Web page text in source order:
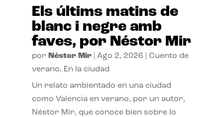
Els últims matins de
blanc i negre amb
faves, por Néstor Mir
por Néstor Mir| Ago 2, 2026
Cuento de
verano, En la ciudad
Un relato ambientado en una ciudad
como Valencia en verano, por un autor,
Néstor Mir, que conoce bien sobre lo